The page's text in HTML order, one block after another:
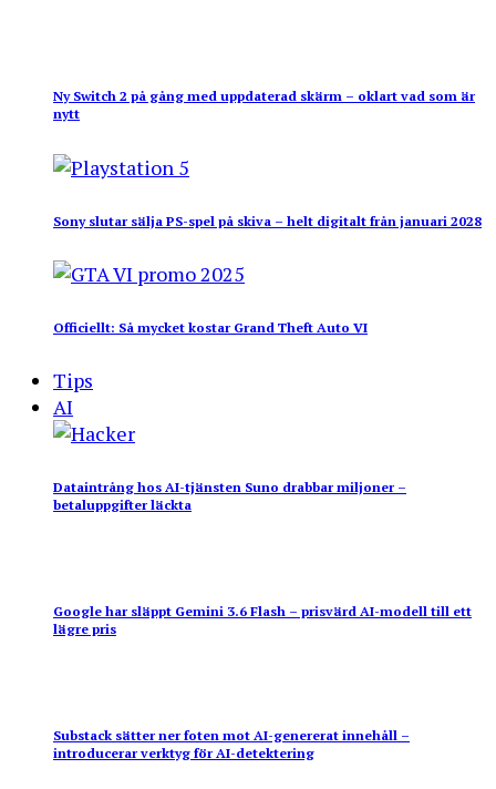
Ny Switch 2 på gång med uppdaterad skärm – oklart vad som är
nytt
Sony slutar sälja PS-spel på skiva – helt digitalt från januari 2028
Officiellt: Så mycket kostar Grand Theft Auto VI
Tips
AI
Dataintrång hos AI-tjänsten Suno drabbar miljoner –
betaluppgifter läckta
Google har släppt Gemini 3.6 Flash – prisvärd AI-modell till ett
lägre pris
Substack sätter ner foten mot AI-genererat innehåll –
introducerar verktyg för AI-detektering